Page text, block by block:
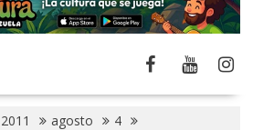
2011 agosto
4